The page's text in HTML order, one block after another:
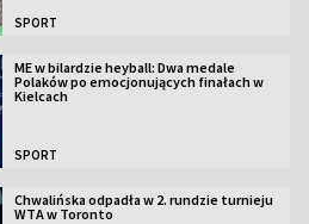
SPORT
ME w bilardzie heyball: Dwa medale
Polaków po emocjonujących finałach w
Kielcach
SPORT
Chwalińska odpadła w 2. rundzie turnieju
WTA w Toronto